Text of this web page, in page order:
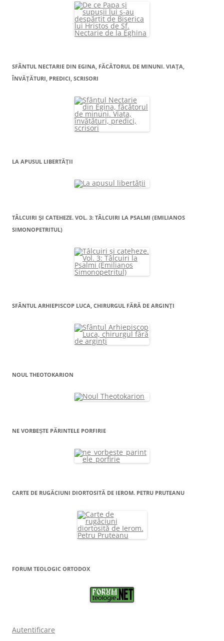
SFÂNTUL NECTARIE DIN EGINA, FĂCĂTORUL DE MINUNI. VIAŢA,
ÎNVĂŢĂTURI, PREDICI, SCRISORI
LA APUSUL LIBERTĂŢII
TÂLCUIRI ŞI CATEHEZE. VOL. 3: TÂLCUIRI LA PSALMI (EMILIANOS
SIMONOPETRITUL)
SFÂNTUL ARHIEPISCOP LUCA, CHIRURGUL FĂRĂ DE ARGINŢI
NOUL THEOTOKARION
NE VORBEȘTE PĂRINTELE PORFIRIE
CARTE DE RUGĂCIUNI DIORTOSITĂ DE IEROM. PETRU PRUTEANU
FORUM TEOLOGIC ORTODOX
Autentificare